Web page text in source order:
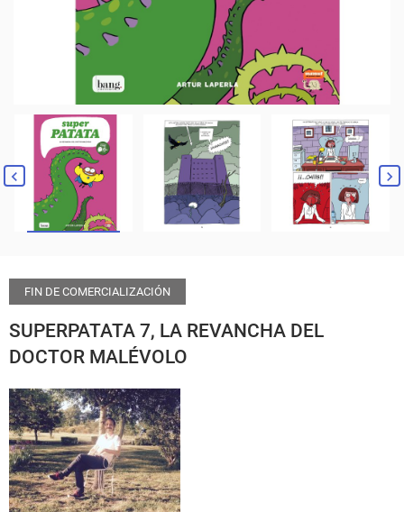
FIN DE COMERCIALIZACIÓN
SUPERPATATA 7, LA REVANCHA DEL
DOCTOR MALÉVOLO